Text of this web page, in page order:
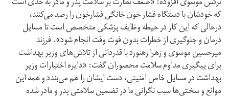
که خودشان با دستگاه فشار خون خانگی فشارخون را رصد می‌کنند،
درحالی که این کار در حیطه وظایف پزشکی متخصص است تا مسایل
درمان و جلوگیری از خطرات بدون فوت وقت انجام شود». فرزند
میرحسین موسوی و زهرا رهنورد با قدردانی از تلاش‌های وزیر بهداشت
برای پیگیری مداوم سلامت محصوران گفت: «دایره اختیارات وزیر
بهداشت در مسایل خاص امنیتی، دست ایشان را هم می‌بندد و همه این
موانع و سختی‌ها سبب نگرانی ما در تضمین سلامتی پدر و مادر شده